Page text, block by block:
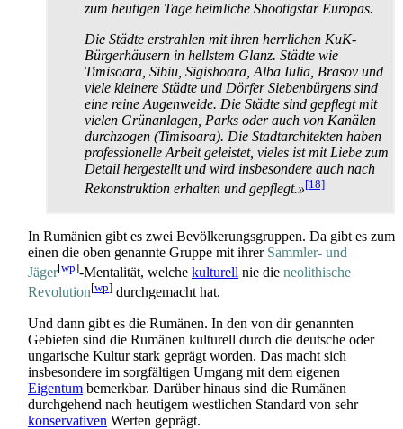
zum heutigen Tage heimliche Shootigstar Europas.
Die Städte erstrahlen mit ihren herrlichen KuK-
Bürgerhäusern in hellstem Glanz. Städte wie
Timisoara, Sibiu, Sigishoara, Alba Iulia, Brasov und
viele kleinere Städte und Dörfer Siebenbürgens sind
eine reine Augenweide. Die Städte sind gepflegt mit
vielen Grünanlagen, Parks oder auch von Kanälen
durchzogen (Timisoara). Die Stadtarchitekten haben
professionelle Arbeit geleistet, vieles ist mit Liebe zum
Detail hergestellt und wird insbesondere auch nach
Rekonstruktion erhalten und gepflegt.»[18]
In Rumänien gibt es zwei Bevölkerungsgruppen. Da gibt es zum
einen die oben genannte Gruppe mit ihrer Sammler- und
Jäger[wp]-Mentalität, welche kulturell nie die neolithische
Revolution[wp] durchgemacht hat.
Und dann gibt es die Rumänen. In den von dir genannten
Gebieten sind die Rumänen kulturell durch die deutsche oder
ungarische Kultur stark geprägt worden. Das macht sich
insbesondere im sorgfältigen Umgang mit dem eigenen
Eigentum bemerkbar. Darüber hinaus sind die Rumänen
durchgehend nach heutigem westlichen Standard von sehr
konservativen Werten geprägt.